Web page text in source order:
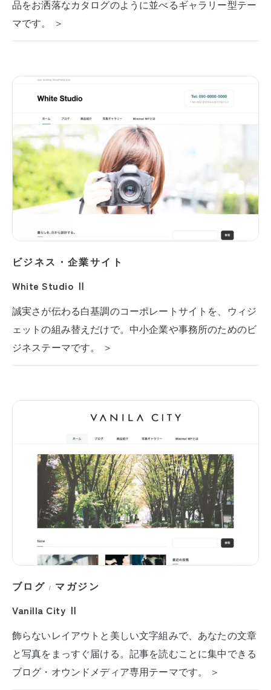
品をお洒落なカタログのように並べるギャラリー型テー
マです。 ＞
ビジネス・企業サイト
White Studio Ⅱ
誠実さが伝わる白基調のコーポレートサイトを、ウィジ
ェットの組み替えだけで。中小企業や事務所のためのビ
ジネステーマです。 ＞
ブログ / マガジン
Vanilla City Ⅱ
飾らないレイアウトと美しい文字組みで、あなたの文章
と写真をまっすぐ届ける。記事を読むことに集中できる
ブログ・オウンドメディア専用テーマです。 ＞